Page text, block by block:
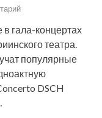
гала-концертах
театра.
популярные
DSCH